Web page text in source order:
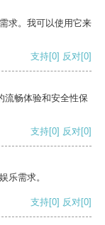
求。我可以使用它来
支持[0] 反对[0]
流畅体验和安全性保
支持[0] 反对[0]
乐需求。
支持[0] 反对[0]